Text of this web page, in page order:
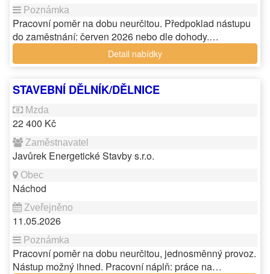
Pracovní poměr na dobu neurčitou. Předpoklad nástupu
do zaměstnání: červen 2026 nebo dle dohody.…
Detail nabídky
STAVEBNÍ DĚLNÍK/DĚLNICE
22 400 Kč
Javůrek Energetické Stavby s.r.o.
Náchod
11.05.2026
Pracovní poměr na dobu neurčitou, jednosměnný provoz.
Nástup možný ihned. Pracovní náplň: práce na…